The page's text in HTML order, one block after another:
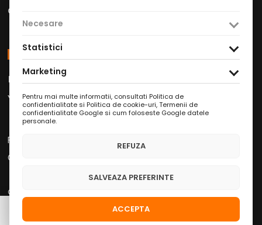
Contact
Social Media
Facebook Instagram
Youtube/WhatsApp/LinkedIn
Politica de Confidențialitate
Condiții Service Auto
Copyright © 2026 Drive in Autoservice
Necesare
Statistici
Marketing
Pentru mai multe informatii, consultati Politica de
confidentialitate si Politica de cookie-uri,Termenii de
confidentialitate Google si cum foloseste Google datele
personale.
REFUZA
SALVEAZA PREFERINTE
ACCEPTA